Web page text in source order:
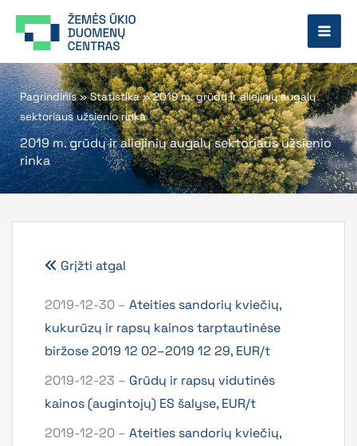
prie
Pagrindinis»Statistika»2019 m. grūdų ir aliejinių augalų
sektoriaus užsienio rinka
2019 m. grūdų ir aliejinių augalų sektoriaus užsienio
rinka
Grįžti atgal
2019-12-30 – Ateities sandorių kviečių,
kukurūzų ir rapsų kainos tarptautinėse
biržose 2019 12 02–2019 12 29, EUR/t
2019-12-23 – Grūdų ir rapsų vidutinės
kainos (augintojų) ES šalyse, EUR/t
2019-12-20 – Ateities sandorių kviečių,